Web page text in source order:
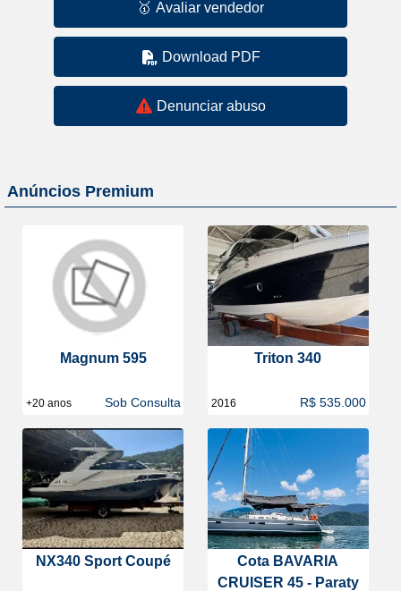
🥇 Avaliar vendedor
Download PDF
Denunciar abuso
Anúncios Premium
Magnum 595
+20 anos Sob Consulta
Triton 340
2016 R$ 535.000
NX340 Sport Coupé
Cota BAVARIA
CRUISER 45 - Paraty